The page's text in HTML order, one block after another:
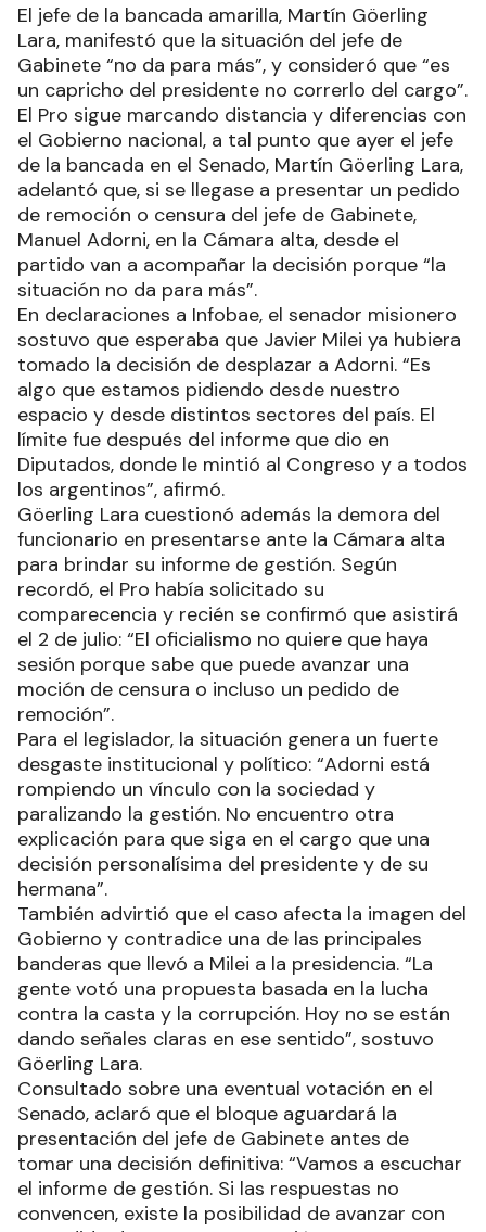
El jefe de la bancada amarilla, Martín Göerling
Lara, manifestó que la situación del jefe de
Gabinete “no da para más”, y consideró que “es
un capricho del presidente no correrlo del cargo”.
El Pro sigue marcando distancia y diferencias con
el Gobierno nacional, a tal punto que ayer el jefe
de la bancada en el Senado, Martín Göerling Lara,
adelantó que, si se llegase a presentar un pedido
de remoción o censura del jefe de Gabinete,
Manuel Adorni, en la Cámara alta, desde el
partido van a acompañar la decisión porque “la
situación no da para más”.
En declaraciones a Infobae, el senador misionero
sostuvo que esperaba que Javier Milei ya hubiera
tomado la decisión de desplazar a Adorni. “Es
algo que estamos pidiendo desde nuestro
espacio y desde distintos sectores del país. El
límite fue después del informe que dio en
Diputados, donde le mintió al Congreso y a todos
los argentinos”, afirmó.
Göerling Lara cuestionó además la demora del
funcionario en presentarse ante la Cámara alta
para brindar su informe de gestión. Según
recordó, el Pro había solicitado su
comparecencia y recién se confirmó que asistirá
el 2 de julio: “El oficialismo no quiere que haya
sesión porque sabe que puede avanzar una
moción de censura o incluso un pedido de
remoción”.
Para el legislador, la situación genera un fuerte
desgaste institucional y político: “Adorni está
rompiendo un vínculo con la sociedad y
paralizando la gestión. No encuentro otra
explicación para que siga en el cargo que una
decisión personalísima del presidente y de su
hermana”.
También advirtió que el caso afecta la imagen del
Gobierno y contradice una de las principales
banderas que llevó a Milei a la presidencia. “La
gente votó una propuesta basada en la lucha
contra la casta y la corrupción. Hoy no se están
dando señales claras en ese sentido”, sostuvo
Göerling Lara.
Consultado sobre una eventual votación en el
Senado, aclaró que el bloque aguardará la
presentación del jefe de Gabinete antes de
tomar una decisión definitiva: “Vamos a escuchar
el informe de gestión. Si las respuestas no
convencen, existe la posibilidad de avanzar con